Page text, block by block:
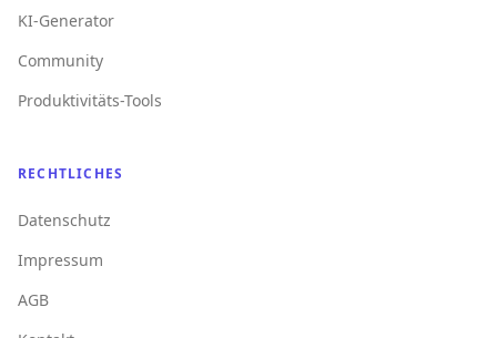
KI-Generator
Community
Produktivitäts-Tools
RECHTLICHES
Datenschutz
Impressum
AGB